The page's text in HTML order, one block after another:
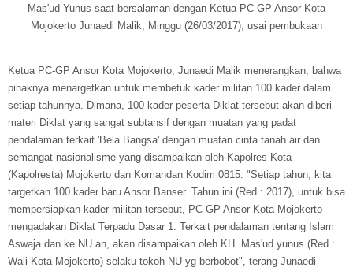
Mas'ud Yunus saat bersalaman dengan Ketua PC-GP Ansor Kota
Mojokerto Junaedi Malik, Minggu (26/03/2017), usai pembukaan
Ketua PC-GP Ansor Kota Mojokerto, Junaedi Malik menerangkan, bahwa
pihaknya menargetkan untuk membetuk kader militan 100 kader dalam
setiap tahunnya. Dimana, 100 kader peserta Diklat tersebut akan diberi
materi Diklat yang sangat subtansif dengan muatan yang padat
pendalaman terkait 'Bela Bangsa' dengan muatan cinta tanah air dan
semangat nasionalisme yang disampaikan oleh Kapolres Kota
(Kapolresta) Mojokerto dan Komandan Kodim 0815. "Setiap tahun, kita
targetkan 100 kader baru Ansor Banser. Tahun ini (Red : 2017), untuk bisa
mempersiapkan kader militan tersebut, PC-GP Ansor Kota Mojokerto
mengadakan Diklat Terpadu Dasar 1. Terkait pendalaman tentang Islam
Aswaja dan ke NU an, akan disampaikan oleh KH. Mas'ud yunus (Red :
Wali Kota Mojokerto) selaku tokoh NU yg berbobot", terang Junaedi